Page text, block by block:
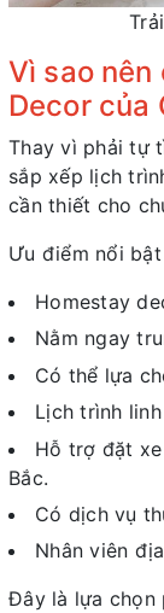
Vì sao nên
Decor của
Thay vì phải tự
sắp xếp lịch
cần thiết cho
Ưu điểm nổi
Homestay
Nằm ngay
Có thể lựa
Lịch trình
Hỗ trợ đặt
Bắc.
Có dịch vụ
Nhân viên
Đây là lựa chọn